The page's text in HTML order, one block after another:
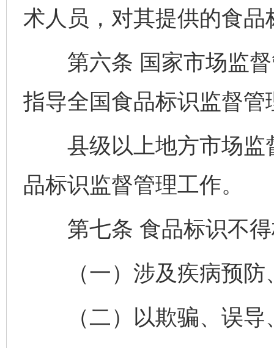
术人员，对其提供的食
第六条 国家市场监督
指导全国食品标识监督管
县级以上地方市场监
品标识监督管理工作。
第七条 食品标识不得
（一）涉及疾病预防
（二）以欺骗、误导